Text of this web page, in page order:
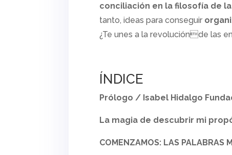
conciliación en la filosofía de
tanto, ideas para conseguir
¿Te unes a la revoluciónde las
ÍNDICE
Prólogo / Isabel Hidalgo
La magia de descubrir mi
COMENZAMOS: LAS PALABRAS